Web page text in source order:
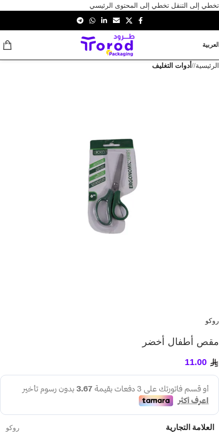
تخطي إلى التنقل تخطي إلى المحتوى الرئيسي
الرئيسية/ أدوات التغليف
روكو
مقص أطفال أخضر
11.00
العلامة التجارية روكو